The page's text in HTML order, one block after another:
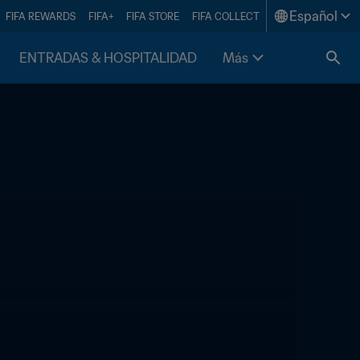
FIFA REWARDS FIFA+ FIFA STORE FIFA COLLECT Español
ENTRADAS & HOSPITALIDAD Más